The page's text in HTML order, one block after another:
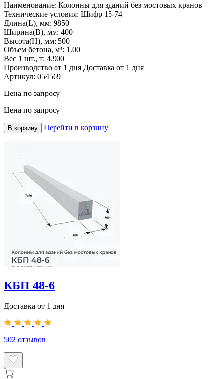
Наименование: Колонны для зданий без мостовых кранов
Технические условия: Шифр 15-74
Длина(L), мм: 9850
Ширина(B), мм: 400
Высота(H), мм: 500
Объем бетона, м³: 1.00
Вес 1 шт., т: 4.900
Производство от 1 дня Доставка от 1 дня
Артикул: 054569
Цена по запросу
Цена по запросу
В корзину Перейти в корзину
КБП 48-6
Доставка от 1 дня
502 отзывов